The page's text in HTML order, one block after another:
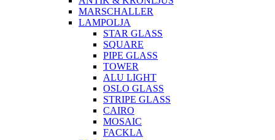
MARSCHALLER
LAMPOLJA
STAR GLASS
SQUARE
PIPE GLASS
TOWER
ALU LIGHT
OSLO GLASS
STRIPE GLASS
CAIRO
MOSAIC
FACKLA